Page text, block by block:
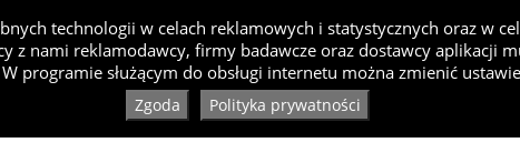
Inspiracje Artykuły Produkty Specjaliści
technologii w celach reklamowych i statystycznych oraz w
z nami reklamodawcy, firmy badawcze oraz dostawcy aplikacji
programie służącym do obsługi internetu można zmienić
Zgoda Polityka prywatności